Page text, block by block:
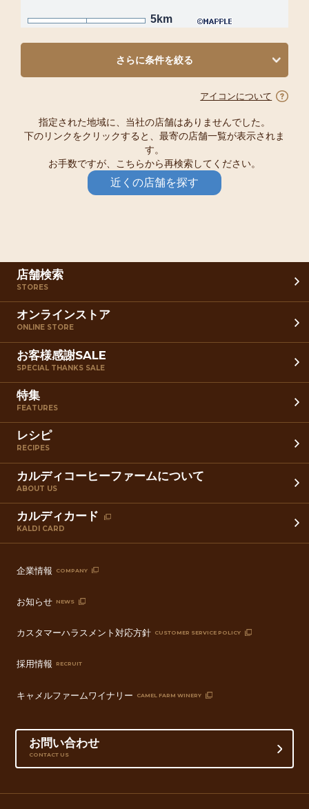
5km
さらに条件を絞る
アイコンについて
指定された地域に、当社の店舗はありませんでした。
下のリンクをクリックすると、最寄の店舗一覧が表示されま
す。
お手数ですが、こちらから再検索してください。
近くの店舗を探す
店舗検索
STORES
オンラインストア
ONLINE STORE
お客様感謝SALE
SPECIAL THANKS SALE
特集
FEATURES
レシピ
RECIPES
カルディコーヒーファームについて
ABOUT US
カルディカード
KALDI CARD
企業情報 COMPANY
お知らせ NEWS
カスタマーハラスメント対応方針 CUSTOMER SERVICE POLICY
採用情報 RECRUIT
キャメルファームワイナリー CAMEL FARM WINERY
お問い合わせ
CONTACT US